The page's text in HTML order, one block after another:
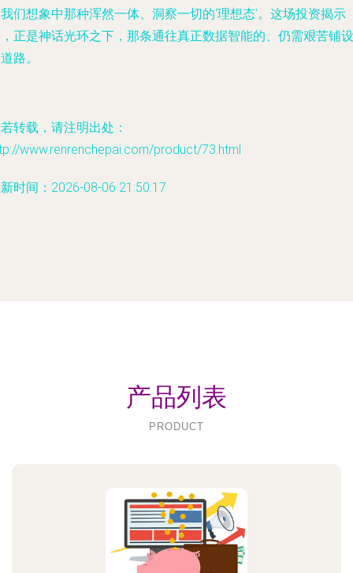
们想象中那种浑然一体、洞察一切的‘理想态’。这场投资揭示
正是神话光环之下，那条通往真正数据智能的、仍需艰苦铺设
路。
转载，请注明出处：
www.renrenchepai.com/product/73.html
时间：2026-08-06 21:50:17
产品列表
PRODUCT